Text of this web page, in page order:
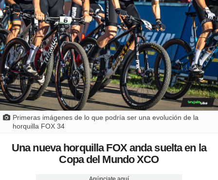
Primeras imágenes de lo que podría ser una evolución de la
horquilla FOX 34
Una nueva horquilla FOX anda suelta en la
Copa del Mundo XCO